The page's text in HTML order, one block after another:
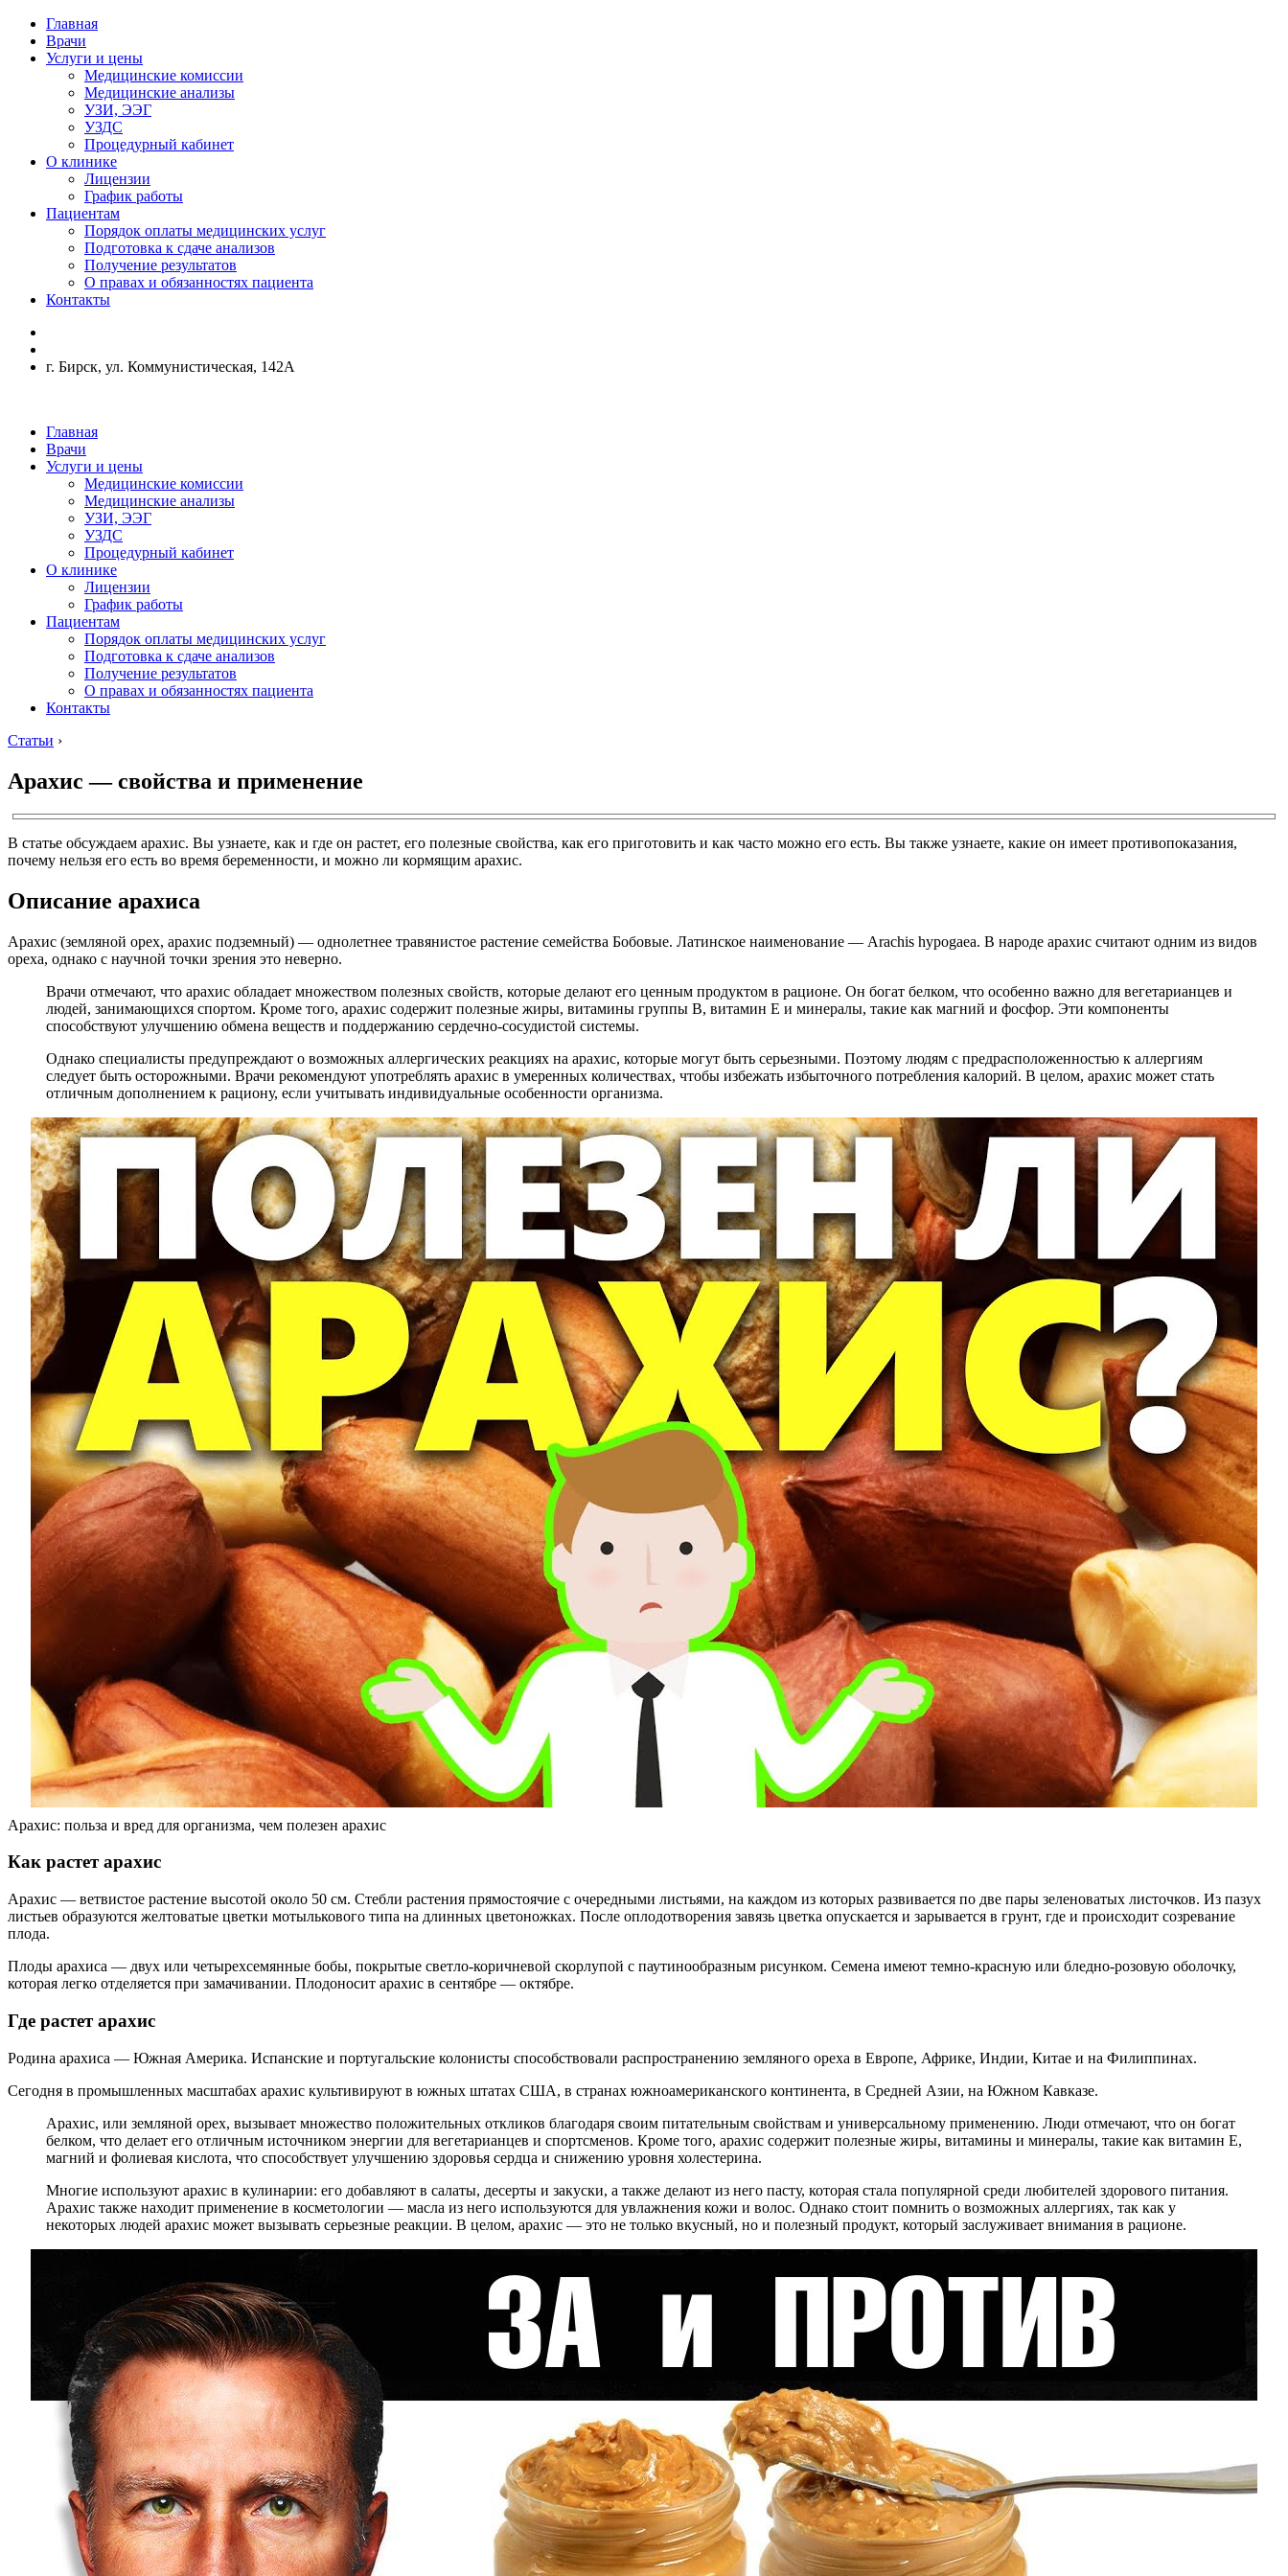
Главная
Врачи
Услуги и цены
Медицинские комиссии
Медицинские анализы
УЗИ, ЭЭГ
УЗДС
Процедурный кабинет
О клинике
Лицензии
График работы
Пациентам
Порядок оплаты медицинских услуг
Подготовка к сдаче анализов
Получение результатов
О правах и обязанностях пациента
Контакты
г. Бирск, ул. Коммунистическая, 142А
Главная
Врачи
Услуги и цены
Медицинские комиссии
Медицинские анализы
УЗИ, ЭЭГ
УЗДС
Процедурный кабинет
О клинике
Лицензии
График работы
Пациентам
Порядок оплаты медицинских услуг
Подготовка к сдаче анализов
Получение результатов
О правах и обязанностях пациента
Контакты
Статьи ›
Арахис — свойства и применение
В статье обсуждаем арахис. Вы узнаете, как и где он растет, его полезные свойства, как его приготовить и как часто можно его есть. Вы также узнаете, какие он имеет противопоказания,
почему нельзя его есть во время беременности, и можно ли кормящим арахис.
Описание арахиса
Арахис (земляной орех, арахис подземный) — однолетнее травянистое растение семейства Бобовые. Латинское наименование — Arachis hypogaea. В народе арахис считают одним из видов
ореха, однако с научной точки зрения это неверно.
Врачи отмечают, что арахис обладает множеством полезных свойств, которые делают его ценным продуктом в рационе. Он богат белком, что особенно важно для вегетарианцев и
людей, занимающихся спортом. Кроме того, арахис содержит полезные жиры, витамины группы B, витамин E и минералы, такие как магний и фосфор. Эти компоненты
способствуют улучшению обмена веществ и поддержанию сердечно-сосудистой системы.
Однако специалисты предупреждают о возможных аллергических реакциях на арахис, которые могут быть серьезными. Поэтому людям с предрасположенностью к аллергиям
следует быть осторожными. Врачи рекомендуют употреблять арахис в умеренных количествах, чтобы избежать избыточного потребления калорий. В целом, арахис может стать
отличным дополнением к рациону, если учитывать индивидуальные особенности организма.
Арахис: польза и вред для организма, чем полезен арахис
Как растет арахис
Арахис — ветвистое растение высотой около 50 см. Стебли растения прямостоячие с очередными листьями, на каждом из которых развивается по две пары зеленоватых листочков. Из пазух
листьев образуются желтоватые цветки мотылькового типа на длинных цветоножках. После оплодотворения завязь цветка опускается и зарывается в грунт, где и происходит созревание
плода.
Плоды арахиса — двух или четырехсемянные бобы, покрытые светло-коричневой скорлупой с паутинообразным рисунком. Семена имеют темно-красную или бледно-розовую оболочку,
которая легко отделяется при замачивании. Плодоносит арахис в сентябре — октябре.
Где растет арахис
Родина арахиса — Южная Америка. Испанские и португальские колонисты способствовали распространению земляного ореха в Европе, Африке, Индии, Китае и на Филиппинах.
Сегодня в промышленных масштабах арахис культивируют в южных штатах США, в странах южноамериканского континента, в Средней Азии, на Южном Кавказе.
Арахис, или земляной орех, вызывает множество положительных откликов благодаря своим питательным свойствам и универсальному применению. Люди отмечают, что он богат
белком, что делает его отличным источником энергии для вегетарианцев и спортсменов. Кроме того, арахис содержит полезные жиры, витамины и минералы, такие как витамин E,
магний и фолиевая кислота, что способствует улучшению здоровья сердца и снижению уровня холестерина.
Многие используют арахис в кулинарии: его добавляют в салаты, десерты и закуски, а также делают из него пасту, которая стала популярной среди любителей здорового питания.
Арахис также находит применение в косметологии — масла из него используются для увлажнения кожи и волос. Однако стоит помнить о возможных аллергиях, так как у
некоторых людей арахис может вызывать серьезные реакции. В целом, арахис — это не только вкусный, но и полезный продукт, который заслуживает внимания в рационе.